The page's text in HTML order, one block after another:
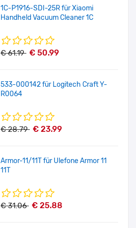
1C-P1916-SDI-25R für Xiaomi
Handheld Vacuum Cleaner 1C
€ 61.19 € 50.99
533-000142 für Logitech Craft Y-
R0064
€ 28.79 € 23.99
Armor-11/11T für Ulefone Armor 11
11T
€ 31.06 € 25.88